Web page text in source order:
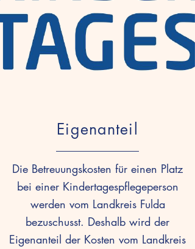
Eigenanteil
Die Betreuungskosten für einen Platz
bei einer Kindertagespflegeperson
werden vom Landkreis Fulda
bezuschusst. Deshalb wird der
Eigenanteil der Kosten vom Landkreis